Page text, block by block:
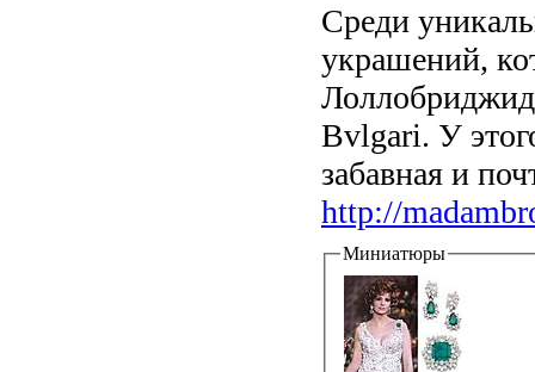
Среди
украшений,
Bvlgari. У
забавная и
http://
Миниатюры